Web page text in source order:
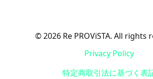
© 2026 Re PROViSTA. All rights
Privacy Policy
特定商取引法に基づく表